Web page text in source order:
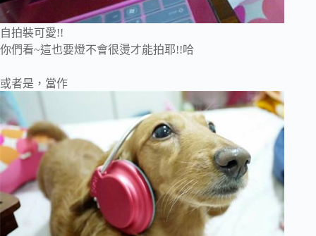
自拍裝可愛!!
你們看~這也要燈不會很燙才能拍耶!!哈
或者是，當作